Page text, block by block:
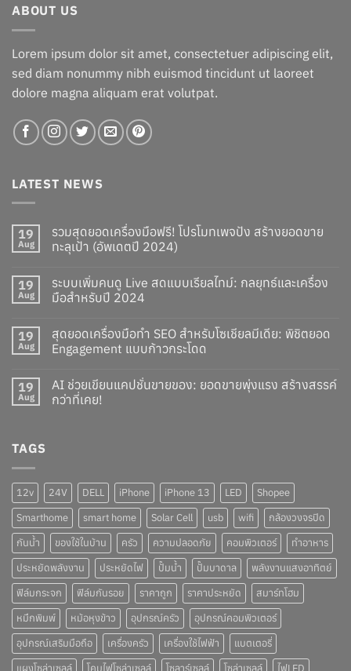
ABOUT US
Lorem ipsum dolor sit amet, consectetuer adipiscing elit,
sed diam nonummy nibh euismod tincidunt ut laoreet
dolore magna aliquam erat volutpat.
LATEST NEWS
19
Aug
รวมสุดยอดเครื่องมือฟรี! โปรโมทเพจปัง สร้างยอดขาย
ทะลุเป้า (อัพเดตปี 2024)
19
Aug
ระบบเพิ่มคนดู Live สดแบบเรียลไทม์: กลยุทธ์และเครื่อง
มือสำหรับปี 2024
19
Aug
สุดยอดเครื่องมือทำ SEO สำหรับโซเชียลมีเดีย: พิชิตยอด
Engagement แบบก้าวกระโดด
19
Aug
AI ช่วยเขียนแคปชั่นขายของ: ยอดขายพุ่งแรง สร้างสรรค์
กว่าที่เคย!
TAGS
12v 24V DELL iPhone iPhone 13 LED
Shopee
Smarthome
smart home Solar Cell usb wifi
กล้องวงจรปิด
กันน้ำ
ของใช้ในบ้าน ครัว ความปลอดภัย คอมพิวเตอร์
ทำอาหาร
ประหยัดพลังงาน
ประหยัดไฟ ปั๊มน้ำ ปั๊มบาดาล
พลังงานแสงอาทิตย์
ฟิล์มกระจก
ฟิล์มกันรอย ราคาถูก ราคาประหยัด
สมาร์ทโฮม
หมึกพิมพ์
หม้อหุงข้าว อุปกรณ์ครัว
อุปกรณ์คอมพิวเตอร์
อุปกรณ์เสริมมือถือ
เครื่องครัว เครื่องใช้ไฟฟ้า
แบตเตอรี่
แผงโซล่าเซลล์
โคมไฟโซล่าเซลล์ โซลาร์เซลล์ โซล่าเซลล์ ไฟLED